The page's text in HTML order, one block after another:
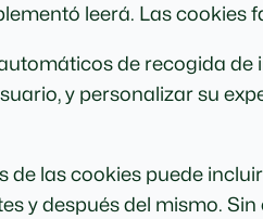
leerá. Las
de recogida
y personalizar su
las cookies puede
y después del mismo.